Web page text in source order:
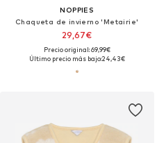
NOPPIES
Chaqueta de invierno 'Metairie'
29,67€
Precio original: 69,99€
Último precio más bajo:24,43€